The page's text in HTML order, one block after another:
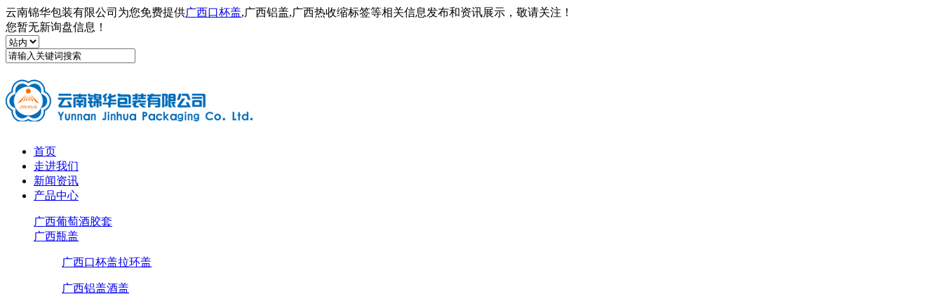
云南锦华包装有限公司为您免费提供广西口杯盖,广西铝盖,广西热收缩标签等相关信息发布和资讯展示，敬请关注！
您暂无新询盘信息！
首页
走进我们
新闻资讯
产品中心
广西葡萄酒胶套
广西瓶盖
广西口杯盖拉环盖
广西铝盖酒盖